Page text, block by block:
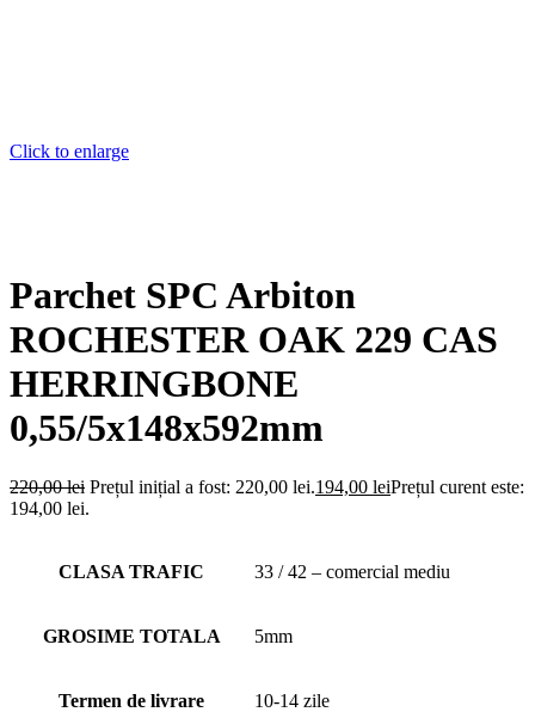
Click to enlarge
Parchet SPC Arbiton
ROCHESTER OAK 229 CAS
HERRINGBONE
0,55/5x148x592mm
220,00lei Prețul inițial a fost: 220,00 lei.194,00 leiPrețul curent este:
194,00 lei.
CLASA TRAFIC 33 / 42 – comercial mediu
GROSIME TOTALA 5mm
Termen de livrare 10-14 zile